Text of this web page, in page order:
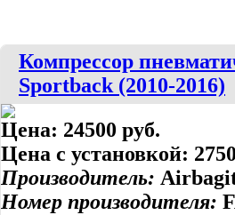
Компрессор
Sportback (2010-2016)
Цена: 24500 руб.
Цена с установкой:
Производитель:
Номер производителя: